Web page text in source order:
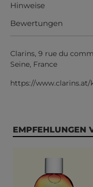
Hinweise
Bewertungen
Clarins, 9 rue du
Seine, France
https://
Produktgalerie
EMPFEHLUNGEN